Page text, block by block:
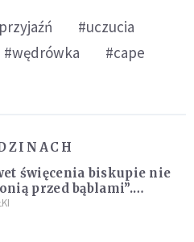
#uczucia
#wędrówka
#cape
święcenia biskupie nie
przed bąblami”.
pokazała